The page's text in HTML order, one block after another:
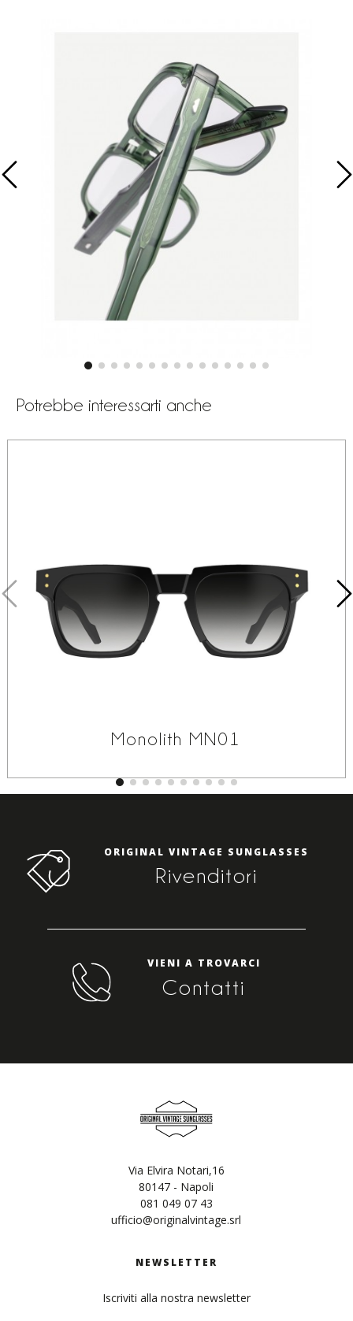
Potrebbe interessarti anche
Monolith MN01
ORIGINAL VINTAGE SUNGLASSES
Rivenditori
VIENI A TROVARCI
Contatti
Via Elvira Notari,16
80147 - Napoli
081 049 07 43
ufficio@originalvintage.srl
NEWSLETTER
Iscriviti alla nostra newsletter